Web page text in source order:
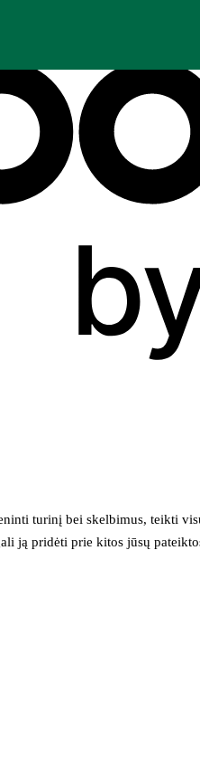
turinį bei skelbimus, teikti
ją pridėti prie kitos jūsų